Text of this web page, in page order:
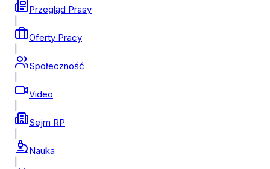
Przegląd Prasy
Oferty Pracy
Społeczność
Video
Sejm RP
Nauka